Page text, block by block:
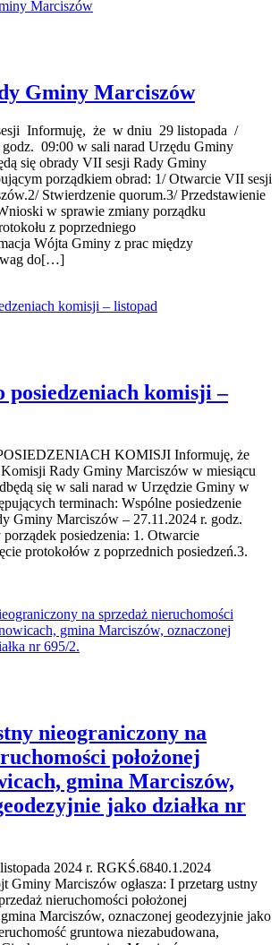
Gminy Marciszów
Informuję, że w dniu 29 listopada /
09:00 w sali narad Urzędu Gminy
się obrady VII sesji Rady Gminy
porządkiem obrad: 1/ Otwarcie VII sesji
Stwierdzenie quorum.3/ Przedstawienie
w sprawie zmiany porządku
z poprzedniego
Wójta Gminy z prac między
do[…]
komisji –
KOMISJI Informuję, że
Komisji Rady Gminy Marciszów w miesiącu
się w sali narad w Urzędzie Gminy w
terminach: Wspólne posiedzenie
Gminy Marciszów – 27.11.2024 r. godz.
posiedzenia: 1. Otwarcie
protokołów z poprzednich posiedzeń.3.
nieograniczony na
położonej
gmina Marciszów,
jako działka nr
2024 r. RGKŚ.6840.1.2024
Marciszów ogłasza: I przetarg ustny
nieruchomości położonej
Marciszów, oznaczonej geodezyjnie jako
gruntowa niezabudowana,